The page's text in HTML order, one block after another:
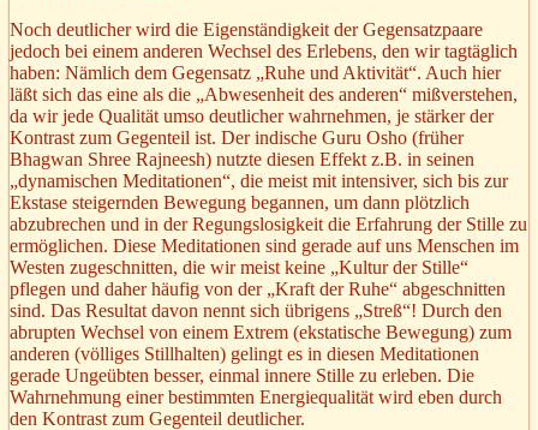
Noch deutlicher wird die Eigenständigkeit der Gegensatzpaare
jedoch bei einem anderen Wechsel des Erlebens, den wir tagtäglich
haben: Nämlich dem Gegensatz „Ruhe und Aktivität“. Auch hier
läßt sich das eine als die „Abwesenheit des anderen“ mißverstehen,
da wir jede Qualität umso deutlicher wahrnehmen, je stärker der
Kontrast zum Gegenteil ist. Der indische Guru Osho (früher
Bhagwan Shree Rajneesh) nutzte diesen Effekt z.B. in seinen
„dynamischen Meditationen“, die meist mit intensiver, sich bis zur
Ekstase steigernden Bewegung begannen, um dann plötzlich
abzubrechen und in der Regungslosigkeit die Erfahrung der Stille zu
ermöglichen. Diese Meditationen sind gerade auf uns Menschen im
Westen zugeschnitten, die wir meist keine „Kultur der Stille“
pflegen und daher häufig von der „Kraft der Ruhe“ abgeschnitten
sind. Das Resultat davon nennt sich übrigens „Streß“! Durch den
abrupten Wechsel von einem Extrem (ekstatische Bewegung) zum
anderen (völliges Stillhalten) gelingt es in diesen Meditationen
gerade Ungeübten besser, einmal innere Stille zu erleben. Die
Wahrnehmung einer bestimmten Energiequalität wird eben durch
den Kontrast zum Gegenteil deutlicher.